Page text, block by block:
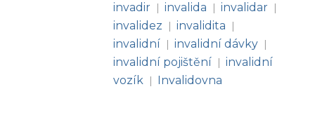
invadir | invalida | invalidar |
invalidez | invalidita |
invalidní | invalidní dávky |
invalidní pojištění | invalidní
vozík | Invalidovna